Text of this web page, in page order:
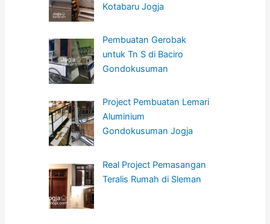
Kotabaru Jogja
Pembuatan Gerobak
untuk Tn S di Baciro
Gondokusuman
Project Pembuatan Lemari
Aluminium
Gondokusuman Jogja
Real Project Pemasangan
Teralis Rumah di Sleman